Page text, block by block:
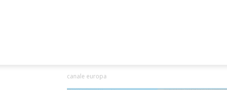
canale europa